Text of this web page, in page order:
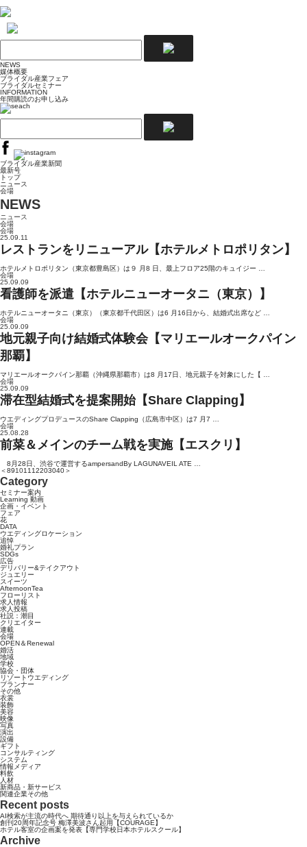
NEWS
媒体概要
ブライダル産業フェア
ブライダルセミナー
INFORMATION
年間購読のお申し込み
ブライダル産業新聞
最新号
トップ
ニュース
会場
NEWS
ニュース
会場
会場
25.09.11
レストランをリニューアル【ホテルメトロポリタン】
ホテルメトロポリタン（東京都豊島区）は９ 月8 日、最上フロア25階のキュイジー …
会場
25.09.09
看護師を派遣【ホテルニューオータニ（東京）】
ホテルニューオータニ（東京）（東京都千代田区）は6 月16日から、結婚式出席など …
会場
25.09.09
地元親子向け結婚式体験会【マリエールオークパイン
那覇】
マリエールオークパイン那覇（沖縄県那覇市）は8 月17日、地元親子を対象にした【 …
会場
25.09.09
滞在型結婚式を提案開始【Share Clapping】
ウエディングプロデュースのShare Clapping（広島市中区）は7 月7 …
会場
25.08.28
前菜＆メインのチーム戦を実施【エスクリ】
8月28日、渋谷で運営するampersandBy LAGUNAVEIL ATE …
＜891011 12203040＞
Category
セミナー案内
Learning 動画
企画・イベント
フェア
花
DATA
ウエディングロケーション
追悼
婚礼プラン
SDGs
広告
デリバリー&テイクアウト
ジュエリー
スイーツ
AfternoonTea
フローリスト
求人情報
求人投稿
社説：潮目
クリエイター
連載
会場
OPEN＆Renewal
婚活
地域
学校
協会・団体
リゾートウエディング
プランナー
その他
衣裳
装飾
美容
映像
写真
演出
設備
ギフト
コンサルティング
システム
情報メディア
料飲
人材
新商品・新サービス
関連企業その他
Recent posts
AI検索が主流の時代へ 期待通り以上を与えられているか
創刊20周年記念号 梅澤美波さん起用【COURAGE】
ホテル客室の企画案を発表【専門学校日本ホテルスクール】
Archive